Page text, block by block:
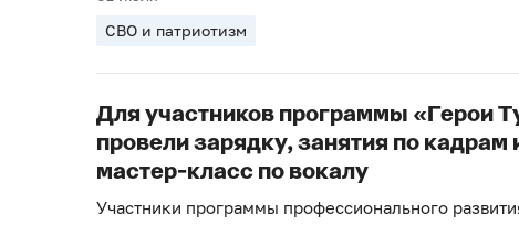
СВО и патриотизм
Для участников программы «Герои
провели зарядку, занятия по кадрам
мастер-класс по вокалу
Участники программы профессионального